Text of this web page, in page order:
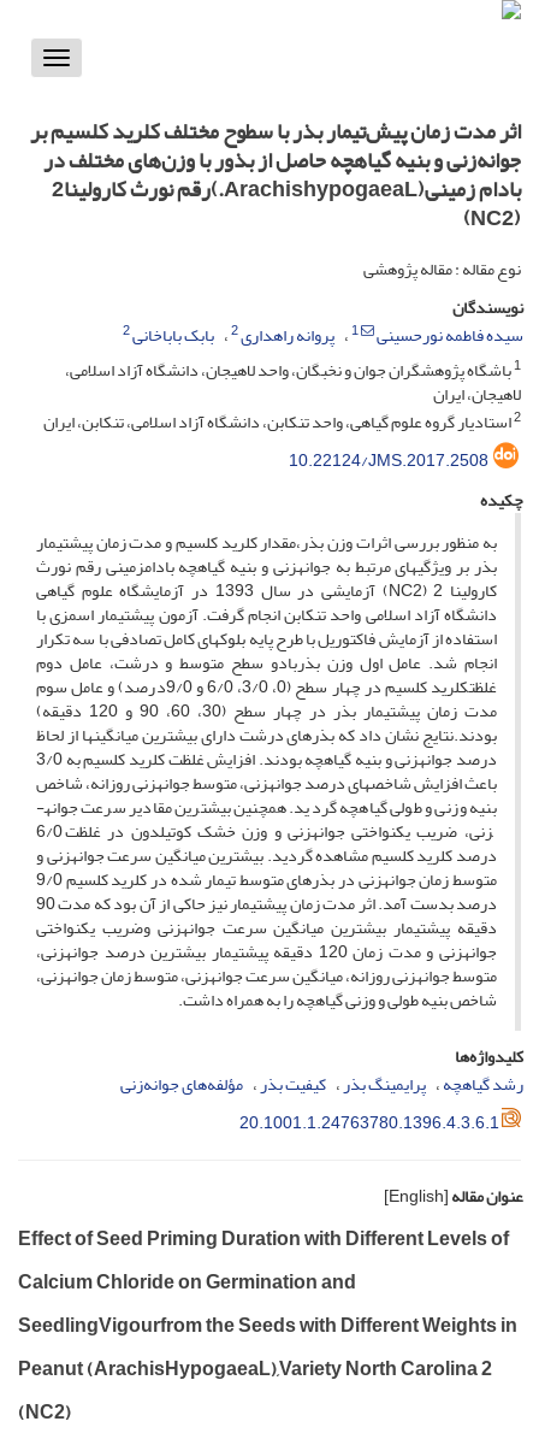
Toggle
اثر مدت زمان پیش‌تیمار بذر با سطوح مختلف کلرید کلسیم بر
جوانه‌زنی و بنیه گیاهچه حاصل از بذور با وزن‌های مختلف در
بادام زمینی(ArachishypogaeaL.)رقم نورث کارولینا2
(NC2)
نوع مقاله : مقاله پژوهشی
نویسندگان
سیده فاطمه نورحسینی
1 پروانه راهداری2 بابک باباخانی2
1باشگاه پژوهشگران جوان و نخبگان، واحد لاهیجان، دانشگاه آزاد اسلامی،
لاهیجان، ایران
2استادیار گروه علوم گیاهی، واحد تنکابن، دانشگاه آزاد اسلامی، تنکابن، ایران
10.22124/JMS.2017.2508
چکیده
به منظور بررسی اثرات وزن بذر،مقدار کلرید کلسیم و مدت زمان پیش­تیمار
بذر بر ویژگی­های مرتبط به جوانه­زنی و بنیه گیاهچه بادام­زمینی رقم نورث
کارولینا 2 (NC2) آزمایشی در سال 1393 در آزمایشگاه علوم گیاهی
دانشگاه آزاد اسلامی واحد تنکابن انجام گرفت. آزمون پیش­تیمار اسمزی با
استفاده از آزمایش فاکتوریل با طرح پایه بلوک­های کامل تصادفی با سه تکرار
انجام شد. عامل اول وزن بذربادو سطح متوسط و درشت، عامل دوم
غلظتکلرید کلسیم در چهار سطح (0، 3/0، 6/0 و 9/0درصد) و عامل سوم
مدت زمان پیش­تیمار بذر در چهار سطح (30، 60، 90 و 120 دقیقه)
بودند.نتایج نشان داد که بذرهای درشت دارای بیشترین میانگین­ها از لحاظ
درصد جوانه­زنی و بنیه گیاهچه بودند. افزایش غلظت کلرید کلسیم به 3/0
باعث افزایش شاخص­های درصد جوانه­زنی، متوسط جوانه­زنی روزانه، شاخص
بنیه وزنی و طولی گیاهچه گردید. همچنین بیشترین مقادیر سرعت جوانه­
زنی، ضریب یکنواختی جوانه­زنی و وزن خشک کوتیلدون در غلظت 6/0
درصد کلرید کلسیم مشاهده گردید. بیشترین میانگین سرعت جوانه­زنی و
متوسط زمان جوانه­زنی در بذرهای متوسط تیمار شده در کلرید کلسیم 9/0
درصد بدست آمد. اثر مدت زمان پیش­تیمار نیز حاکی از آن بود که مدت 90
دقیقه پیش­تیمار بیشترین میانگین سرعت جوانه­زنی وضریب یکنواختی
جوانه­زنی و مدت زمان 120 دقیقه پیش­تیمار بیشترین درصد جوانه­زنی،
متوسط جوانه­زنی روزانه، میانگین سرعت جوانه­زنی، متوسط زمان جوانه­زنی،
شاخص بنیه طولی و وزنی گیاهچه را به همراه داشت.
کلیدواژه‌ها
رشد گیاهچه پرایمینگ بذر کیفیت بذر مؤلفه‌های جوانه‌زنی
20.1001.1.24763780.1396.4.3.6.1
عنوان مقاله[English]
Effect of Seed Priming Duration with Different Levels of
Calcium Chloride on Germination and
SeedlingVigourfrom the Seeds with Different Weights in
Peanut (ArachisHypogaeaL),Variety North Carolina 2
(NC2)